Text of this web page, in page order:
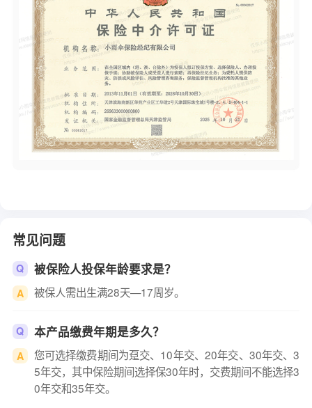
常见问题
Q 被保险人投保年龄要求是？
A 被保人需出生满28天—17周岁。
Q 本产品缴费年期是多久？
A
您可选择缴费期间为趸交、10年交、20年交、30年交、3
5年交，其中保险期间选择保30年时，交费期间不能选择3
0年交和35年交。